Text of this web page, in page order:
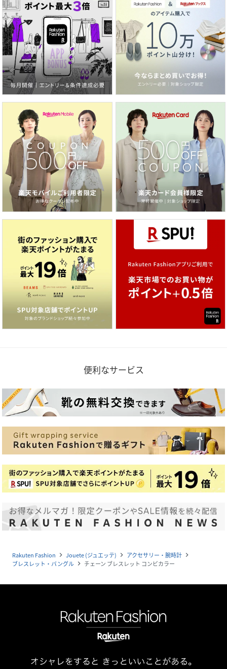
便利なサービス
Rakuten Fashion navigate_next Jouete (ジュエッテ) navigate_next アクセサリー・腕時計 navigate_next
ブレスレット・バングル navigate_next チェーン ブレスレット コンビカラー